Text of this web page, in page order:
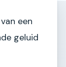
een
geluid